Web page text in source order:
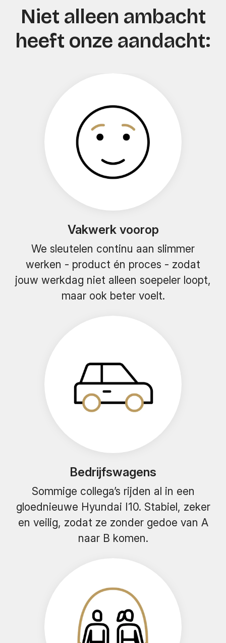
Niet alleen ambacht
heeft onze aandacht:
Vakwerk voorop
We sleutelen continu aan slimmer
werken - product én proces - zodat
jouw werkdag niet alleen soepeler loopt,
maar ook beter voelt.
Bedrijfswagens
Sommige collega’s rijden al in een
gloednieuwe Hyundai I10. Stabiel, zeker
en veilig, zodat ze zonder gedoe van A
naar B komen.